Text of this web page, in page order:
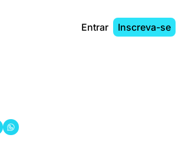
Entrar Inscreva-se